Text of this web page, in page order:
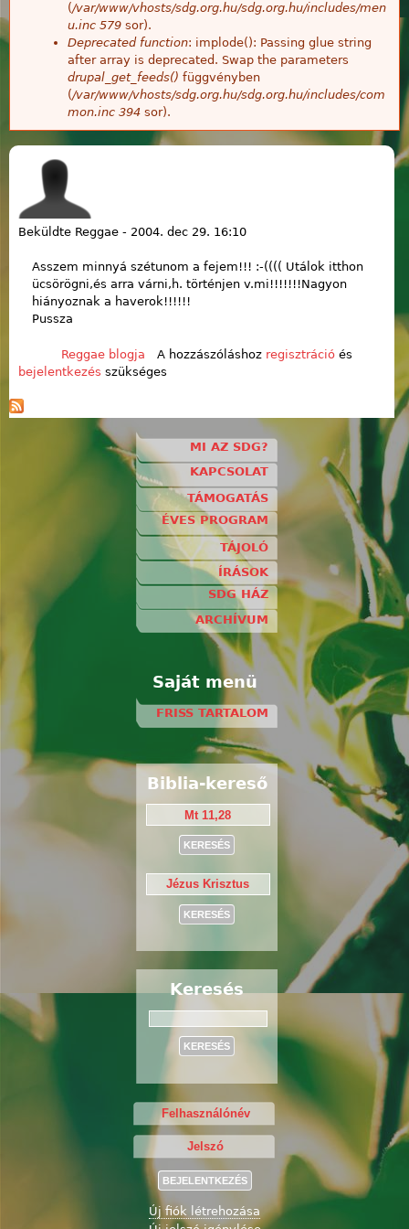
(/var/www/vhosts/sdg.org.hu/sdg.org.hu/includes/men
u.inc 579 sor).
Deprecated function: implode(): Passing glue string
after array is deprecated. Swap the parameters
drupal_get_feeds() függvényben
(/var/www/vhosts/sdg.org.hu/sdg.org.hu/includes/com
mon.inc 394 sor).
Beküldte Reggae - 2004. dec 29. 16:10
Asszem minnyá szétunom a fejem!!! :-(((( Utálok itthon
ücsörögni,és arra várni,h. történjen v.mi!!!!!!!Nagyon
hiányoznak a haverok!!!!!!
Pussza
Reggae blogja A hozzászóláshoz regisztrációés
bejelentkezés szükséges
MI AZ SDG?
KAPCSOLAT
TÁMOGATÁS
ÉVES PROGRAM
TÁJOLÓ
ÍRÁSOK
SDG HÁZ
ARCHÍVUM
Saját menü
FRISS TARTALOM
Biblia-kereső
Keresés
Új fiók létrehozása